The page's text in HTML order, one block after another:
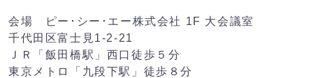
会場 ピー･シー･エー株式会社 1F 大会議室
千代田区富士見1-2-21
ＪＲ「飯田橋駅」西口徒歩５分
東京メトロ「九段下駅」徒歩８分